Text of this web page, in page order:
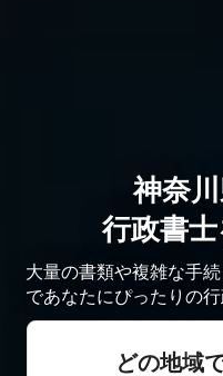
神奈
行政書
大量の書類や複雑な手
であなたにぴったりの行
どの地域